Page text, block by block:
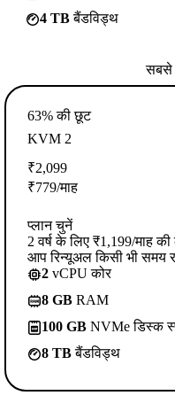
4 TBबैंडविड्थ
सबसे
63% की छूट
KVM 2
₹2,099
₹779/माह
प्लान चुनें
2 वर्ष के लिए ₹1,199/माह की
आप रिन्यूअल किसी भी समय
2 vCPU कोर
8 GB RAM
100 GB NVMe डिस्क
8 TBबैंडविड्थ